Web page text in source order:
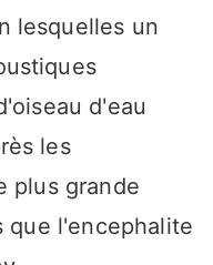
lesquelles un
d'eau
les
plus grande
que l'encephalite